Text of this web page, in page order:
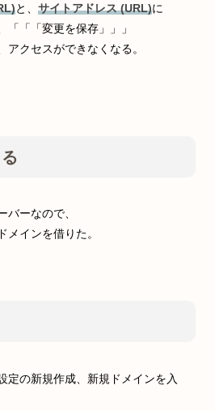
と、 サイトアドレス (URL)に
「「「変更を保存」」」
アクセスができなくなる。
バーなので、
メインを借りた。
定の新規作成、新規ドメインを入